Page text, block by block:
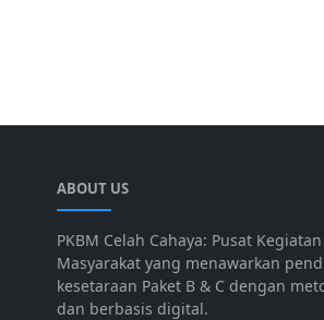
ABOUT US
PKBM Celah Cahaya: Pusat
Masyarakat yang menawarkan
kesetaraan Paket B & C dengan
dan berbasis digital.